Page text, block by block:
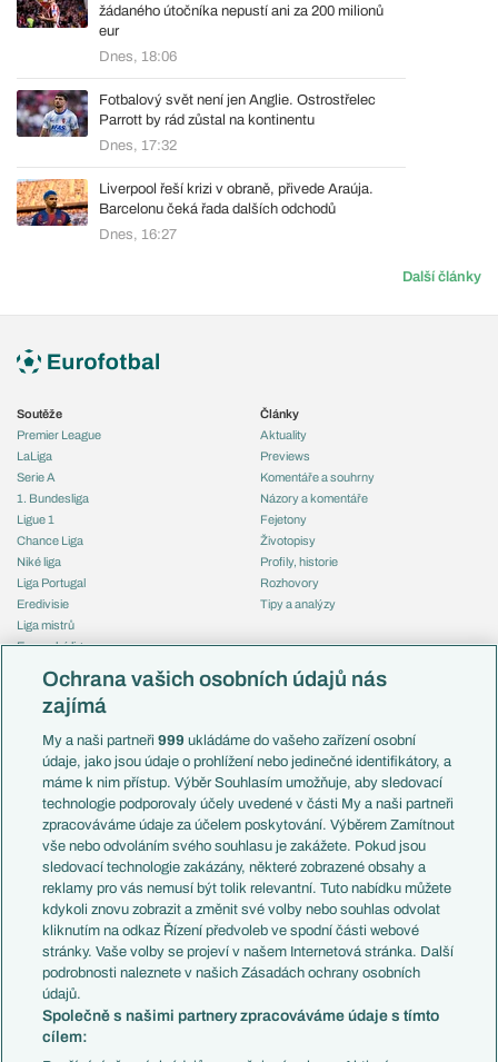
žádaného útočníka nepustí ani za 200 milionů
eur
Dnes, 18:06
Fotbalový svět není jen Anglie. Ostrostřelec
Parrott by rád zůstal na kontinentu
Dnes, 17:32
Liverpool řeší krizi v obraně, přivede Araúja.
Barcelonu čeká řada dalších odchodů
Dnes, 16:27
Další články
Soutěže
Premier League
LaLiga
Serie A
1. Bundesliga
Ligue 1
Chance Liga
Niké liga
Liga Portugal
Eredivisie
Liga mistrů
Evropská liga
Mistrovství světa
Liga národů
Témata
Představení týmů MS
EuroSkauting
PL v kostce
Evropské koeficienty
Přestupy
Přestupové spekulace
Zranění
Kluby
Arsenal FC
Chelsea FC
Manchester United
AC Milán
Juventus FC
Články
Aktuality
Previews
Komentáře a souhrny
Názory a komentáře
Fejetony
Životopisy
Profily, historie
Rozhovory
Tipy a analýzy
Česko
Francie
Itálie
Německo
Španělsko
Argentina
Brazílie
Přestupy
Zápasy
Livescore
Tipovací soutěž
Ochrana vašich osobních údajů nás
zajímá
My a naši partneři999 ukládáme do vašeho zařízení osobní
údaje, jako jsou údaje o prohlížení nebo jedinečné identifikátory, a
máme k nim přístup. Výběr Souhlasím umožňuje, aby sledovací
technologie podporovaly účely uvedené v části My a naši partneři
zpracováváme údaje za účelem poskytování. Výběrem Zamítnout
vše nebo odvoláním svého souhlasu je zakážete. Pokud jsou
sledovací technologie zakázány, některé zobrazené obsahy a
reklamy pro vás nemusí být tolik relevantní. Tuto nabídku můžete
kdykoli znovu zobrazit a změnit své volby nebo souhlas odvolat
kliknutím na odkaz Řízení předvoleb ve spodní části webové
stránky. Vaše volby se projeví v našem Internetová stránka. Další
podrobnosti naleznete v našich Zásadách ochrany osobních
údajů.
Společně s našimi partnery zpracováváme údaje s tímto
cílem: